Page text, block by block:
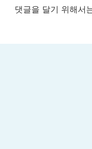
댓글을 달기 위해서